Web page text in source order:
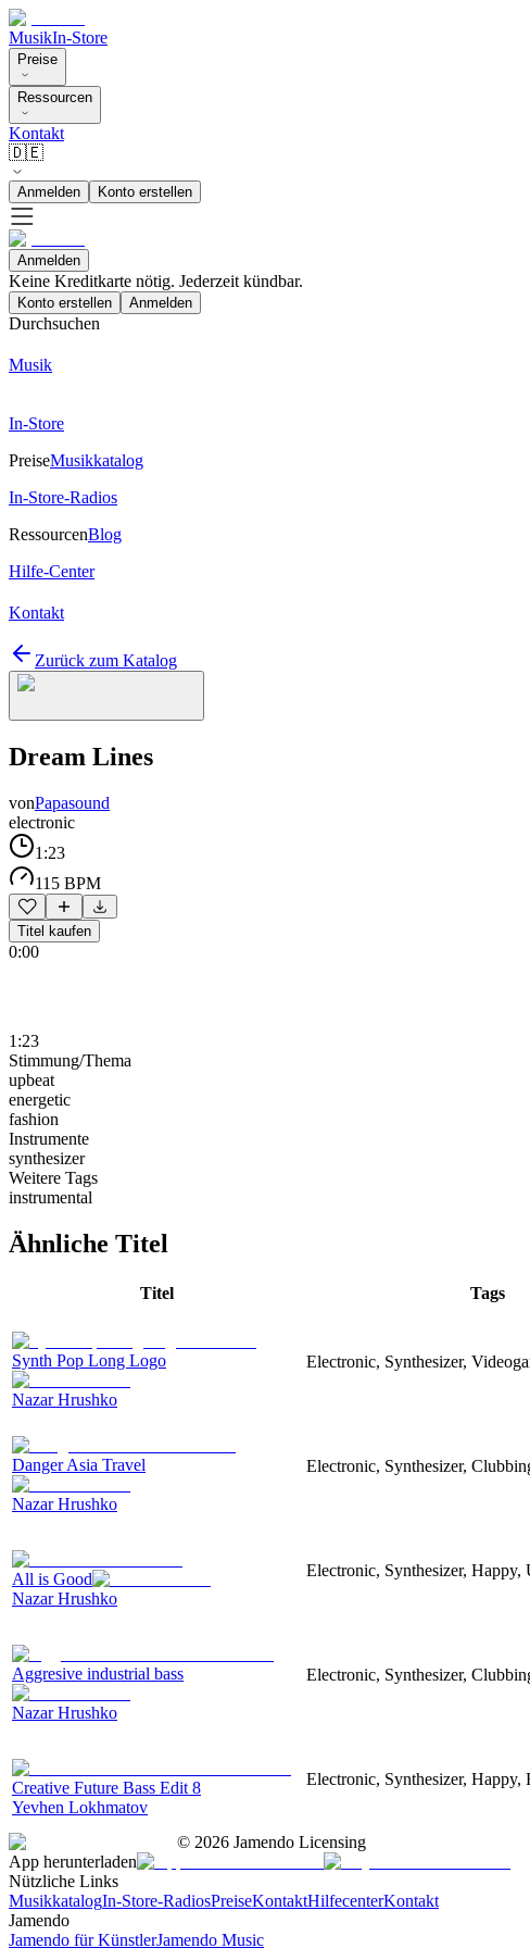
MusikIn-Store
Preise
Ressourcen
Kontakt
🇩🇪
Anmelden Konto erstellen
Anmelden
Keine Kreditkarte nötig. Jederzeit kündbar.
Konto erstellen Anmelden
Durchsuchen
Musik
In-Store
PreiseMusikkatalog
In-Store-Radios
RessourcenBlog
Hilfe-Center
Kontakt
Zurück zum Katalog
Dream Lines
vonPapasound
electronic
1:23
115 BPM
Titel kaufen
0:00
1:23
Stimmung/Thema
upbeat
energetic
fashion
Instrumente
synthesizer
Weitere Tags
instrumental
Ähnliche Titel
Titel Tags
Synth Pop Long Logo
Nazar Hrushko
Electronic, Synthesizer,
Danger Asia Travel
Nazar Hrushko
Electronic, Synthesizer,
All is Good
Nazar Hrushko
Electronic, Synthesizer, Happy,
Aggresive industrial bass
Nazar Hrushko
Electronic, Synthesizer,
Creative Future Bass Edit 8
Yevhen Lokhmatov
Electronic, Synthesizer, Happy,
© 2026 Jamendo Licensing
App herunterladen
Nützliche Links
MusikkatalogIn-Store-RadiosPreiseKontaktHilfecenterKontakt
Jamendo
Jamendo für KünstlerJamendo Music